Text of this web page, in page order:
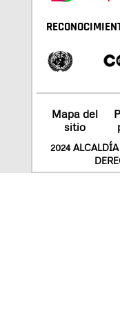
Mapa del
sitio
2024